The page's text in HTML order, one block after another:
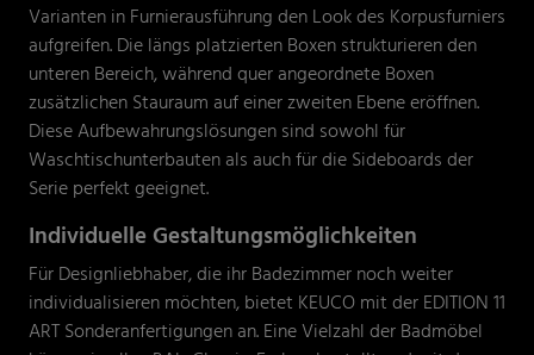
Varianten in Furnierausführung den Look des Korpusfurniers
aufgreifen. Die längs platzierten Boxen strukturieren den
unteren Bereich, während quer angeordnete Boxen
zusätzlichen Stauraum auf einer zweiten Ebene eröffnen.
Diese Aufbewahrungslösungen sind sowohl für
Waschtischunterbauten als auch für die Sideboards der
Serie perfekt geeignet.
Individuelle Gestaltungsmöglichkeiten
Für Designliebhaber, die ihr Badezimmer noch weiter
individualisieren möchten, bietet KEUCO mit der EDITION 11
ART Sonderanfertigungen an. Eine Vielzahl der Badmöbel